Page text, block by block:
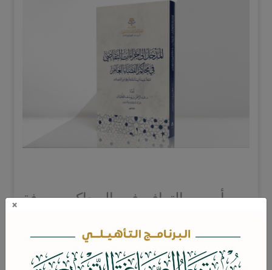
من أسس الترافع في المحاكم معرفة
المعرفة هي «التي ترسم للقاضي
×